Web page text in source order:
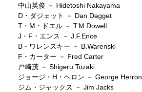
中山英俊 － Hidetoshi Nakayama
D・ダジェット － Dan Dagget
T・M・ドエル － T.M.Dowell
J・F・エンス － J.F.Ence
B・ワレンスキー － B.Warenski
F・カーター － Fred Carter
戸崎茂 － Shigeru Tozaki
ジョージ・H・ヘロン － George Herron
ジム・ジャックス － Jim Jacks